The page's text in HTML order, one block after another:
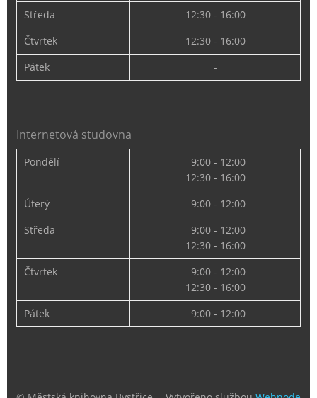
Středa
12:30 - 16:00
Čtvrtek
12:30 - 16:00
Pátek
-
Internetová studovna
Pondělí
9:00 - 12:00
12:30 - 16:00
Úterý
9:00 - 12:00
Středa
9:00 - 12:00
12:30 - 16:00
Čtvrtek
9:00 - 12:00
12:30 - 16:00
Pátek
9:00 - 12:00